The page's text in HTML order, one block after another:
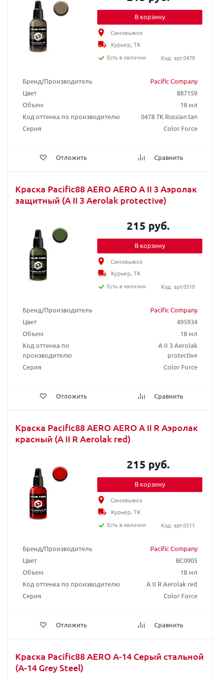
Бренд/Производитель
Pacific Company
Цвет
887159
Объем
18 мл
Код оттенка по производителю
0478 7K Russian tan
Серия
Color Force
Отложить Сравнить
В корзину
Самовывоз
Курьер, ТК
Есть в наличии
Код: арт.0478
Краска Pacific88 AERO AERO А II 3 Аэролак
защитный (A II 3 Aerolak protective)
Бренд/Производитель
Pacific Company
Цвет
495934
Объем
18 мл
Код оттенка по
производителю
A II 3 Aerolak
protective
Серия
Color Force
Отложить Сравнить
215 руб.
В корзину
Самовывоз
Курьер, ТК
Есть в наличии
Код: арт.0510
Краска Pacific88 AERO AERO А II R Аэролак
красный (A II R Aerolak red)
Бренд/Производитель
Pacific Company
Цвет
BC0905
Объем
18 мл
Код оттенка по производителю
A II R Aerolak red
Серия
Color Force
Отложить Сравнить
215 руб.
В корзину
Самовывоз
Курьер, ТК
Есть в наличии
Код: арт.0511
Краска Pacific88 AERO А-14 Серый стальной
(A-14 Grey Steel)